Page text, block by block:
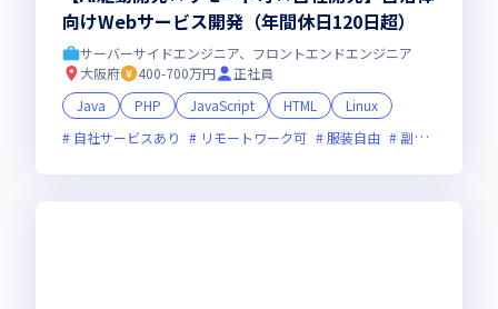
向けWebサービス開発（年間休日120日超）
サーバーサイドエンジニア、フロントエンドエンジニア
大阪府
400-700万円
正社員
Java
PHP JavaScript HTML
Linux
自社サービスあり
リモートワーク可 服装自由 副業可